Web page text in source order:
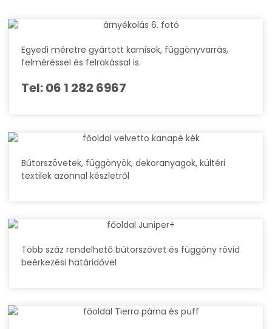
Egyedi méretre gyártott karnisok, függönyvarrás,
felméréssel és felrakással is.
Tel: 06 1 282 6967
Bútorszövetek, függönyök, dekoranyagok, kültéri
textilek azonnal készletről
Több száz rendelhető bútorszövet és függöny rövid
beérkezési határidővel